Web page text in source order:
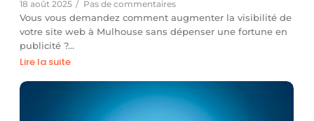
18 août 2025 / Pas de commentaires
Vous vous demandez comment augmenter la visibilité de
votre site web à Mulhouse sans dépenser une fortune en
publicité ?…
Lire la suite